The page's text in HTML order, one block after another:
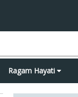
Ragam Hayati